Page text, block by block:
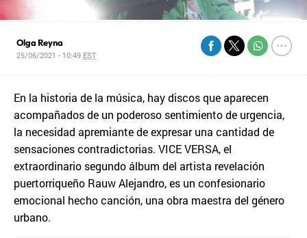
Olga Reyna
25/06/2021 - 10:49 EST
En la historia de la música, hay discos que aparecen
acompañados de un poderoso sentimiento de urgencia,
la necesidad apremiante de expresar una cantidad de
sensaciones contradictorias. VICE VERSA, el
extraordinario segundo álbum del artista revelación
puertorriqueño Rauw Alejandro, es un confesionario
emocional hecho canción, una obra maestra del género
urbano.